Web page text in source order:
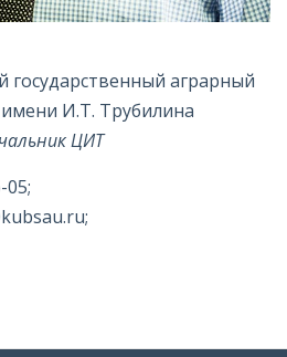
аграрный
И.Т. Трубилина
ЦИТ
05;